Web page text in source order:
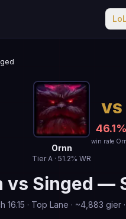
LoL
Ornn
TierA · 51.2% WR
VS
46.1%
win rate
vs Singed —
16.15 · Top Lane · ~4,883 gier ·